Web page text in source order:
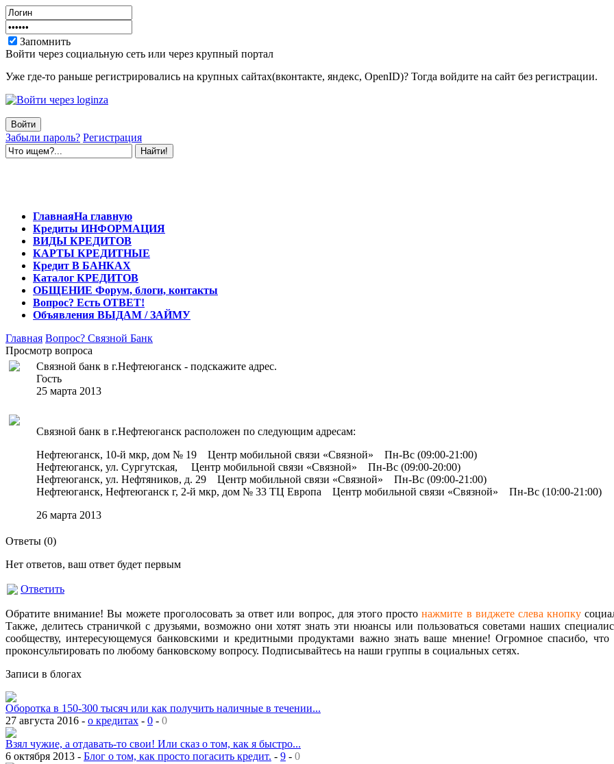
Запомнить
Войти через социальную сеть или через крупный портал
Уже где-то раньше регистрировались на крупных сайтах(вконтакте, яндекс, OpenID)? Тогда войдите на сайт без регистрации.
Забыли пароль? Регистрация
ГлавнаяНа главную
Кредиты ИНФОРМАЦИЯ
ВИДЫ КРЕДИТОВ
КАРТЫ КРЕДИТНЫЕ
Кредит В БАНКАХ
Каталог КРЕДИТОВ
ОБЩЕНИЕ Форум, блоги, контакты
Вопрос? Есть ОТВЕТ!
Объявления ВЫДАМ / ЗАЙМУ
Главная Вопрос? Связной Банк
Просмотр вопроса
Связной банк в г.Нефтеюганск - подскажите адрес.
Гость
25 марта 2013
Связной банк в г.Нефтеюганск расположен по следующим адресам:
Нефтеюганск, 10-й мкр, дом № 19 Центр мобильной связи «Связной» Пн-Вс (09:00-21:00)
Нефтеюганск, ул. Сургутская, Центр мобильной связи «Связной» Пн-Вс (09:00-20:00)
Нефтеюганск, ул. Нефтяников, д. 29 Центр мобильной связи «Связной» Пн-Вс (09:00-21:00)
Нефтеюганск, Нефтеюганск г, 2-й мкр, дом № 33 ТЦ Европа Центр мобильной связи «Связной» Пн-Вс (10:00-21:00)
26 марта 2013
Ответы (0)
Нет ответов, ваш ответ будет первым
Ответить
Обратите внимание! Вы можете проголосовать за ответ или вопрос, для этого простонажмите в виджете слева кнопку
Также, делитесь страничкой с друзьями, возможно они хотят знать эти нюансы или пользоваться советами наших
сообществу, интересующемуся банковскими и кредитными продуктами важно знать ваше мнение! Огромное спасибо,
проконсультировать по любому банковскому вопросу. Подписывайтесь на наши группы в социальных сетях.
Записи в блогах
Оборотка в 150-300 тысяч или как получить наличные в течении...
27 августа 2016 - о кредитах - 0 - 0
Взял чужие, а отдавать-то свои! Или сказ о том, как я быстро...
6 октября 2013 - Блог о том, как просто погасить кредит. - 9 - 0